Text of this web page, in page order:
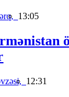
13:05
12:31